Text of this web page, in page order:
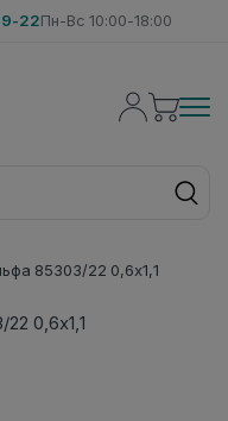
22Пн-Вс 10:00-18:00
85303/22 0,6х1,1